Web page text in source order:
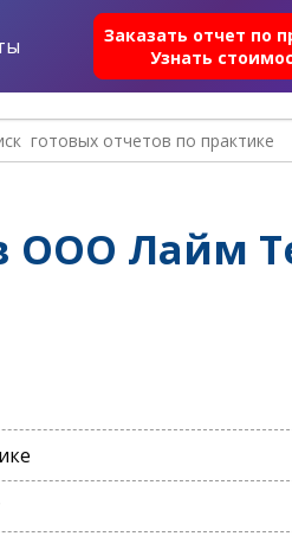
Заказать отчет по
Узнать
ООО Лайм